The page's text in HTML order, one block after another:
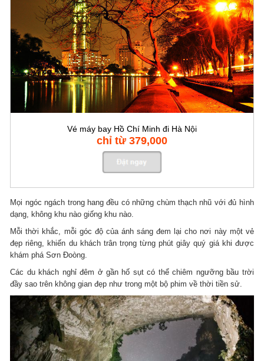
Vé máy bay Hồ Chí Minh đi Hà Nội
chỉ từ 379,000
Mọi ngóc ngách trong hang đều có những chùm thạch nhũ với đủ hình
dạng, không khu nào giống khu nào.
Mỗi thời khắc, mỗi góc độ của ánh sáng đem lại cho nơi này một vẻ
đẹp riêng, khiến du khách trân trọng từng phút giây quý giá khi được
khám phá Sơn Đoòng.
Các du khách nghỉ đêm ở gần hố sụt có thể chiêm ngưỡng bầu trời
đầy sao trên không gian đẹp như trong một bộ phim về thời tiền sử.